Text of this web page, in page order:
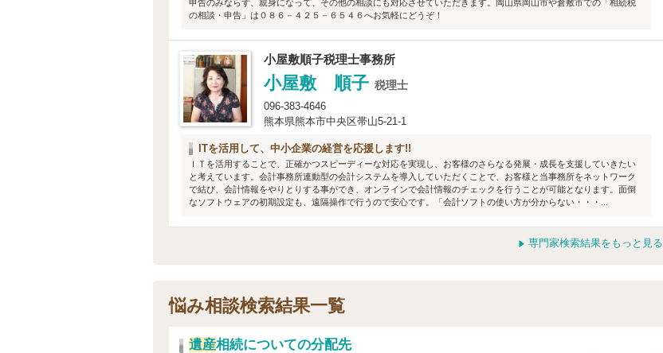
申告のみならず、親身になって、その他の相談にも対応させていただきます。岡山県岡山市や倉敷市での「相続税
の相談・申告」は０８６－４２５－６５４６へお気軽にどうぞ！
小屋敷順子税理士事務所
小屋敷 順子 税理士
096-383-4646
熊本県熊本市中央区帯山5-21-1
ITを活用して、中小企業の経営を応援します!!
ＩＴを活用することで、正確かつスピーディーな対応を実現し、お客様のさらなる発展・成長を支援していきたい
と考えています。会計事務所連動型の会計システムを導入していただくことで、お客様と当事務所をネットワーク
で結び、会計情報をやりとりする事ができ、オンラインで会計情報のチェックを行うことが可能となります。面倒
なソフトウェアの初期設定も、遠隔操作で行うので安心です。「会計ソフトの使い方が分からない・・・...
専門家検索結果をもっと見る
悩み相談検索結果一覧
遺産相続についての分配先